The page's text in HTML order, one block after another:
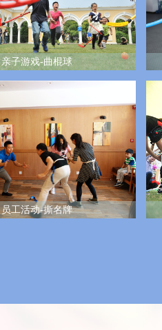
亲子游戏-曲棍球
员工活动-撕名牌